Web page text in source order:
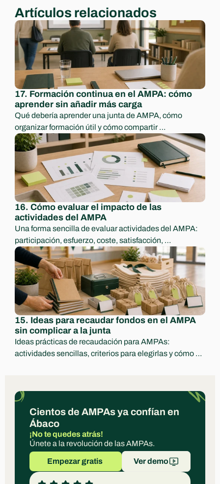
Cientos de AMPAs ya confían en
Ábaco
¡No te quedes atrás!
Únete a la revolución de las AMPAs.
Empezar gratis Ver demo
Artículos relacionados
17. Formación continua en el AMPA: cómo
aprender sin añadir más carga
Qué debería aprender una junta de AMPA, cómo
organizar formación útil y cómo compartir
conocimiento para no depender de una sola persona.
16. Cómo evaluar el impacto de las
actividades del AMPA
Una forma sencilla de evaluar actividades del AMPA:
participación, esfuerzo, coste, satisfacción,
aprendizajes y decisiones para el curso siguiente.
15. Ideas para recaudar fondos en el AMPA
sin complicar a la junta
Ideas prácticas de recaudación para AMPAs:
actividades sencillas, criterios para elegirlas y cómo